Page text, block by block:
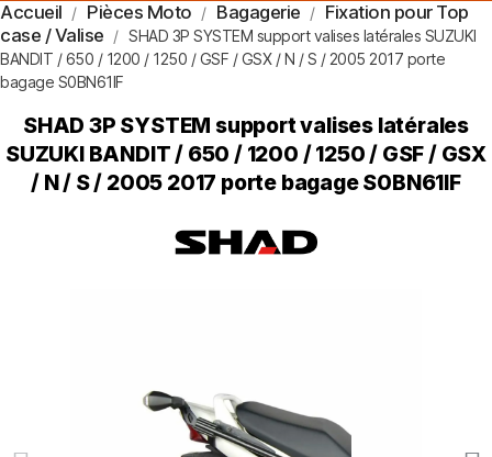
Accueil Pièces Moto Bagagerie
Fixation pour Top
case / Valise
SHAD 3P SYSTEM support valises latérales SUZUKI
BANDIT / 650 / 1200 / 1250 / GSF / GSX / N / S / 2005 2017 porte
bagage S0BN61IF
SHAD 3P SYSTEM support valises latérales
SUZUKI BANDIT / 650 / 1200 / 1250 / GSF / GSX
/ N / S / 2005 2017 porte bagage S0BN61IF